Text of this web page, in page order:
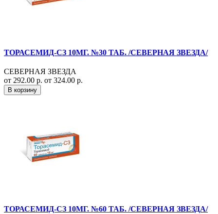
ТОРАСЕМИД-СЗ 10МГ. №30 ТАБ. /СЕВЕРНАЯ ЗВЕЗДА/
СЕВЕРНАЯ ЗВЕЗДА
от 292.00 р. от 324.00 р.
В корзину
ТОРАСЕМИД-СЗ 10МГ. №60 ТАБ. /СЕВЕРНАЯ ЗВЕЗДА/